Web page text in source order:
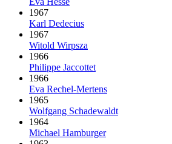
1967
Karl Dedecius
1967
Witold Wirpsza
1966
Philippe Jaccottet
1966
Eva Rechel-Mertens
1965
Wolfgang Schadewaldt
1964
Michael Hamburger